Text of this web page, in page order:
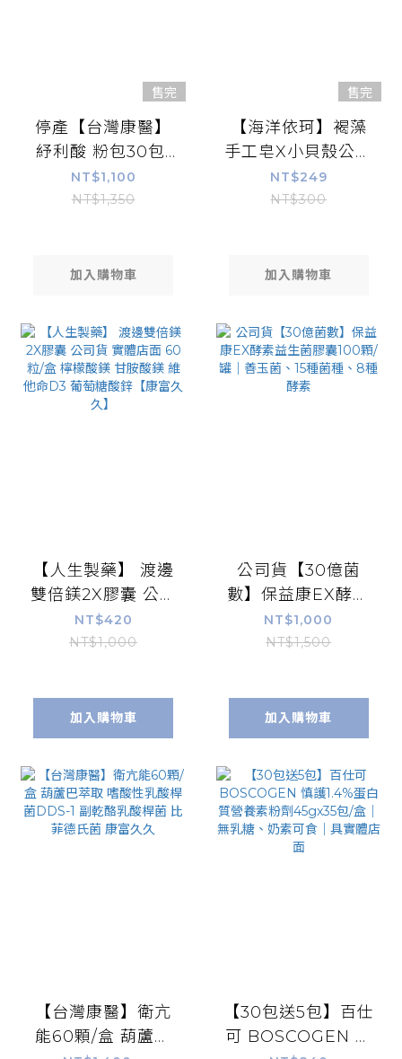
售完
停產【台灣康醫】
紓利酸 粉包30包/
盒 日本鰹魚萃取物
松樹皮萃取物MSM
NT$1,100
NT$1,350
加入購物車
售完
【海洋依珂】褐藻
手工皂X小貝殼公益
聯名款(尤加利/檸檬
馬鞭草)Ocean
NT$249
NT$300
加入購物車
【人生製藥】 渡邊
雙倍鎂2X膠囊 公司
貨 實體店面 60粒/
盒 檸檬酸鎂 甘胺酸
久】
NT$420
NT$1,000
加入購物車
公司貨【30億菌
數】保益康EX酵素
益生菌膠囊100顆/
罐｜善玉菌、15種
NT$1,000
NT$1,500
加入購物車
【台灣康醫】衛亢
能60顆/盒 葫蘆巴
【30包送5包】百仕
可 BOSCOGEN 慎